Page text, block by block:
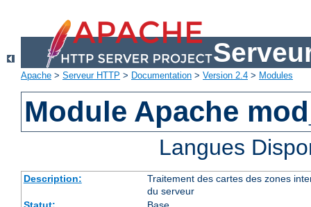
Apache > Serveur HTTP > Documentation > Version 2.4 > Modules
Module Apache
Langues
Description:
Traitement des cartes des zones
du serveur